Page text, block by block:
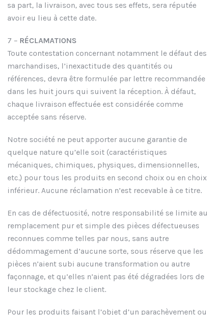
sa part, la livraison, avec tous ses effets, sera réputée
avoir eu lieu à cette date.
7 – RÉCLAMATIONS
Toute contestation concernant notamment le défaut des
marchandises, l’inexactitude des quantités ou
références, devra être formulée par lettre recommandée
dans les huit jours qui suivent la réception. À défaut,
chaque livraison effectuée est considérée comme
acceptée sans réserve.
Notre société ne peut apporter aucune garantie de
quelque nature qu’elle soit (caractéristiques
mécaniques, chimiques, physiques, dimensionnelles,
etc.) pour tous les produits en second choix ou en choix
inférieur. Aucune réclamation n’est recevable à ce titre.
En cas de défectuosité, notre responsabilité se limite au
remplacement pur et simple des pièces défectueuses
reconnues comme telles par nous, sans autre
dédommagement d’aucune sorte, sous réserve que les
pièces n’aient subi aucune transformation ou autre
façonnage, et qu’elles n’aient pas été dégradées lors de
leur stockage chez le client.
Pour les produits faisant l’objet d’un parachèvement ou